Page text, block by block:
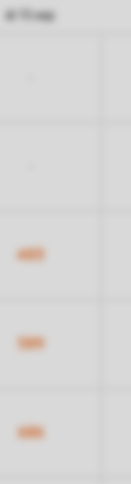
di 15 sep
483
589
686